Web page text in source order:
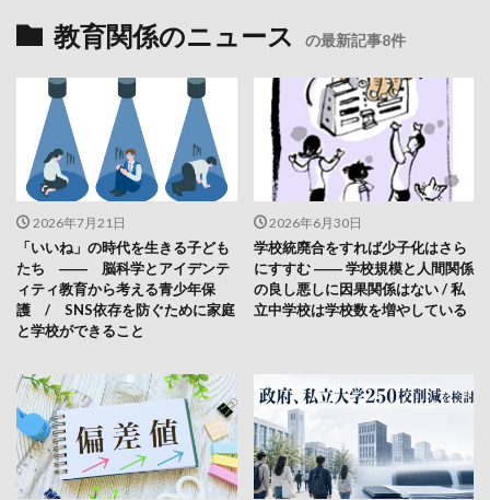
教育関係のニュース の最新記事8件
2026年7月21日
「いいね」の時代を生きる子ども
たち ―― 脳科学とアイデンテ
ィティ教育から考える青少年保
護 / SNS依存を防ぐために家庭
と学校ができること
2026年6月30日
学校統廃合をすれば少子化はさら
にすすむ ―― 学校規模と人間関係
の良し悪しに因果関係はない / 私
立中学校は学校数を増やしている